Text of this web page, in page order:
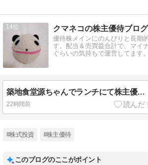
14 クマネコの株主優待ブログ
優待株メインにのんびりと長期
す。配当＆売買益合計で、マイ
ぐらいの気持ちで運営してます。
築地食堂源ちゃんでランチにて株主優待利用
22時間前
#株式投資 #株主優待
このブログのここがポイント